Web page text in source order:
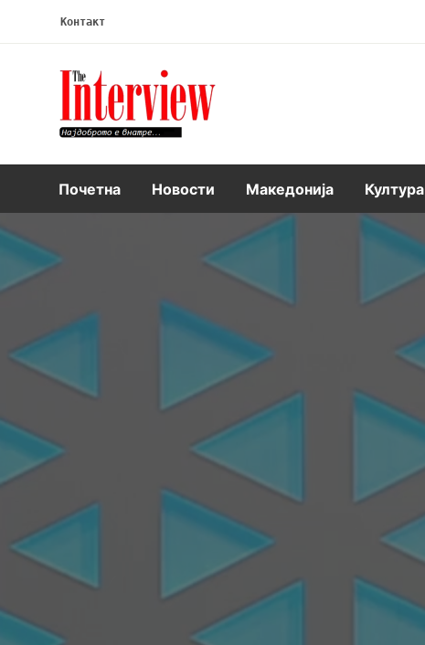
Контакт
Интервју
Почетна Новости Македонија Култура